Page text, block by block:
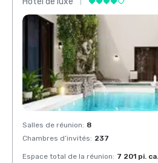
Salles de réunion: 8
Chambres d’invités: 237
Espace total de la réunion: 7 201 pi. ca.